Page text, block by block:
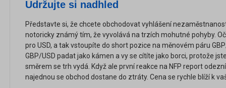
Udržujte si nadhled
Představte si, že chcete obchodovat vyhlášení
notoricky známý tím, že vyvolává na trzích mohutné pohyby.
pro USD, a tak vstoupíte do short pozice na měnovém páru
GBP/USD padat jako kámen a vy se cítíte jako borci, protože
směrem se trh vydá. Když ale první reakce na NFP report
najednou se obchod dostane do ztráty. Cena se rychle blíží k